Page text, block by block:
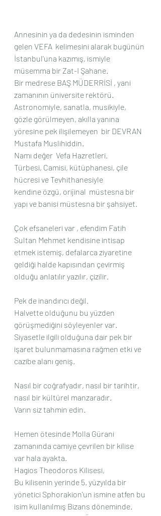
Annesinin ya da dedesinin isminden
gelen VEFA  kelimesini alarak bugünün
İstanbul'una kazımış, ismiyle
müsemma bir Zat-I Şahane.
Bir medrese BAŞ MÜDERRİSİ , yani
zamanının üniversite rektörü.
Astronomiyle, sanatla, musikiyle,
gözle görülmeyen, akılla yanına
yöresine pek ilişilemeyen  bir DEVRAN
Mustafa Muslihiddin.
Namı değer  Vefa Hazretleri.
Türbesi, Camisi, kütüphanesi, çile
hücresi ve Tevhithanesiyle
kendine özgü, orijinal  müstesna bir
yapı ve banisi müstesna bir şahsiyet.
Çok efsaneleri var , efendim Fatih
Sultan Mehmet kendisine intisap
etmek istemiş, defalarca ziyaretine
geldiği halde kapısından çevirmiş
olduğu anlatılır yazılır, çizilir.
Pek de inandırıcı değil.
Halvette olduğunu bu yüzden
görüşmediğini söyleyenler var.
Siyasetle ilgili olduğuna dair pek bir
işaret bulunmamasına rağmen etki ve
cazibe alanı geniş.
Nasıl bir coğrafyadır, nasıl bir tarihtir,
nasıl bir kültürel manzaradır.
Varın siz tahmin edin.
Hemen ötesinde Molla Gürani
zamanında camiye çevrilen bir kilise
var hala ayakta.
Hagios Theodoros Kilisesi,
Bu kilisenin yerinde 5. yüzyılda bir
yönetici Sphorakion'un ismine atfen bu
isim kullanılmış Bizans döneminde.